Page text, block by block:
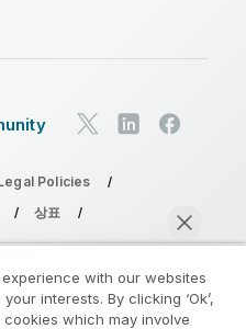
Policies
상표
International AB. 무단 전재
with our websites
interests. By clicking ‘Ok’,
which may involve